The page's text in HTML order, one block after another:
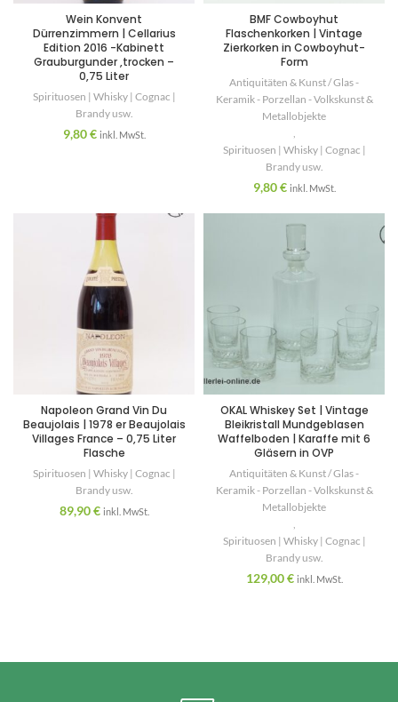
Wein Konvent
Dürrenzimmern | Cellarius
Edition 2016 -Kabinett
Grauburgunder ,trocken –
0,75 Liter
Spirituosen | Whisky | Cognac |
Brandy usw.
9,80€ inkl. MwSt.
BMF Cowboyhut
Flaschenkorken | Vintage
Zierkorken in Cowboyhut-
Form
Antiquitäten & Kunst / Glas -
Keramik - Porzellan - Volkskunst &
Metallobjekte
,
Spirituosen | Whisky | Cognac |
Brandy usw.
9,80€ inkl. MwSt.
Napoleon Grand Vin Du
Beaujolais | 1978 er Beaujolais
Villages France – 0,75 Liter
Flasche
Spirituosen | Whisky | Cognac |
Brandy usw.
89,90€ inkl. MwSt.
OKAL Whiskey Set | Vintage
Bleikristall Mundgeblasen
Waffelboden | Karaffe mit 6
Gläsern in OVP
Antiquitäten & Kunst / Glas -
Keramik - Porzellan - Volkskunst &
Metallobjekte
,
Spirituosen | Whisky | Cognac |
Brandy usw.
129,00€ inkl. MwSt.